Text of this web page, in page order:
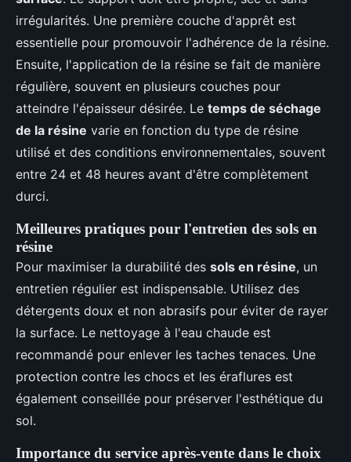
irrégularités. Une première couche d'apprêt est
essentielle pour promouvoir l'adhérence de la résine.
Ensuite, l'application de la résine se fait de manière
régulière, souvent en plusieurs couches pour
atteindre l'épaisseur désirée. Le temps de séchage
de la résine varie en fonction du type de résine
utilisé et des conditions environnementales, souvent
entre 24 et 48 heures avant d'être complètement
durci.
Meilleures pratiques pour l'entretien des sols en
résine
Pour maximiser la durabilité des sols en résine, un
entretien régulier est indispensable. Utilisez des
détergents doux et non abrasifs pour éviter de rayer
la surface. Le nettoyage à l'eau chaude est
recommandé pour enlever les taches tenaces. Une
protection contre les chocs et les éraflures est
également conseillée pour préserver l'esthétique du
sol.
Importance du service après-vente dans le choix